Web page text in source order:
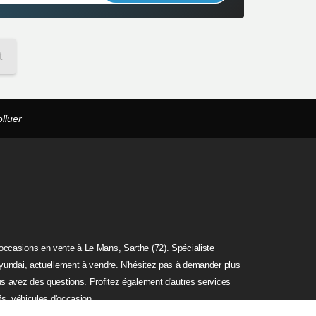
en vente à Le Mans, Sarthe (72). Spécialiste
actuellement à vendre. N'hésitez pas à demander plus
avez des questions. Profitez également d'autres services
véhicules d'occasion.